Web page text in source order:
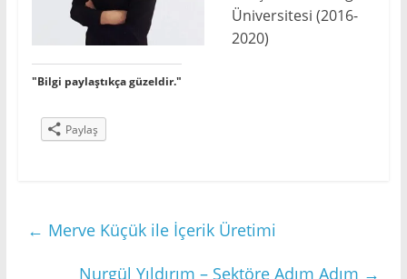
Üniversitesi (2016-
2020)
"Bilgi paylaştıkça güzeldir."
Paylaş
← Merve Küçük ile İçerik Üretimi
Nurgül Yıldırım – Sektöre Adım Adım →